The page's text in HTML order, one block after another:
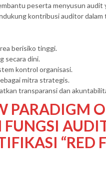
peserta menyusun
kontribusi auditor dalam
berisiko tinggi.
secara dini.
kontrol organisasi.
mitra strategis.
transparansi dan
PARADIGM
“RED